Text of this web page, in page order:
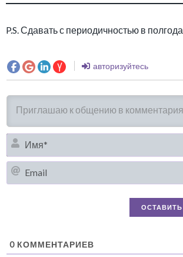
P.S. Сдавать с периодичностью в полгода
авторизуйтесь
0 КОММЕНТАРИЕВ